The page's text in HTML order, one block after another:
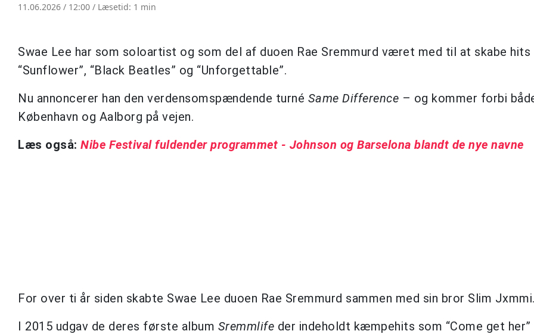
11.06.2026 / 12:00 / Læsetid: 1 min
Swae Lee har som soloartist og som del af duoen Rae Sremmurd været med til at skabe hits
“Sunflower”, “Black Beatles” og “Unforgettable”.
Nu annoncerer han den verdensomspændende turné Same Difference – og kommer forbi
København og Aalborg på vejen.
Læs også: Nibe Festival fuldender programmet - Johnson og Barselona blandt de nye navne
For over ti år siden skabte Swae Lee duoen Rae Sremmurd sammen med sin bror Slim
I 2015 udgav de deres første album Sremmlife der indeholdt kæmpehits som “Come get her”